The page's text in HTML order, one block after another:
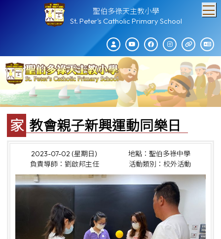
聖伯多祿天主教小學
St. Peter's Catholic Primary School
家教會親子新興運動同樂日
2023-07-02 (星期日)
地點：聖伯多祿中學
負責導師：劉啟邦主任
活動類別：校外活動